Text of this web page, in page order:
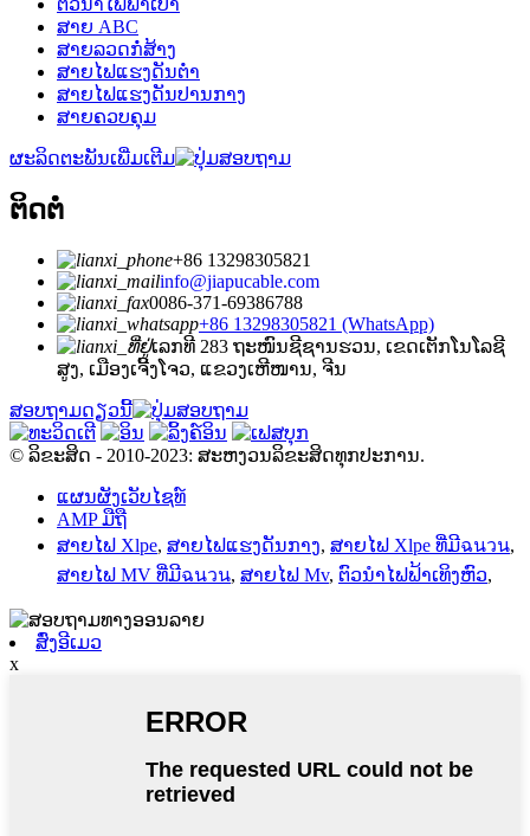
ສາຍ ABC
ສາຍລວດກໍ່ສ້າງ
ສາຍໄຟແຮງດັນຕ່ຳ
ສາຍໄຟແຮງດັນປານກາງ
ສາຍຄວບຄຸມ
ຜະລິດຕະພັນເພີ່ມເຕີມ
ຕິດຕໍ່
+86 13298305821
info@jiapucable.com
0086-371-69386788
+86 13298305821 (WhatsApp)
ເລກທີ 283 ຖະໜົນຊີຊານຮວນ, ເຂດເຕັກໂນໂລຊີ
ສູງ, ເມືອງເຈີ້ງໂຈວ, ແຂວງເຫີໜານ, ຈີນ
ສອບຖາມດຽວນີ້
© ລິຂະສິດ - 2010-2023: ສະຫງວນລິຂະສິດທຸກປະການ.
ແຜນຜັງເວັບໄຊທ໌
AMP ມືຖື
ສາຍໄຟ Xlpe, ສາຍໄຟແຮງດັນກາງ, ສາຍໄຟ Xlpe ທີ່ມີฉนวน,
ສາຍໄຟ MV ທີ່ມີฉนวน, ສາຍໄຟ Mv, ຕົວນຳໄຟຟ້າເທິງຫົວ,
ສົ່ງອີເມວ
x